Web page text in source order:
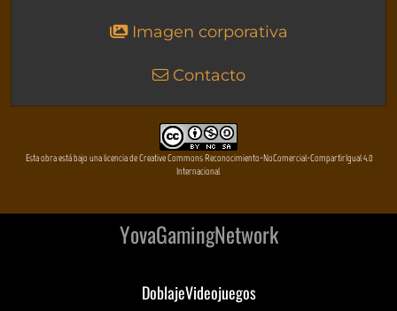
Imagen corporativa
Contacto
Esta obra está bajo una licencia de Creative Commons Reconocimiento-NoComercial-CompartirIgual 4.0
Internacional
YovaGamingNetwork
DoblajeVideojuegos